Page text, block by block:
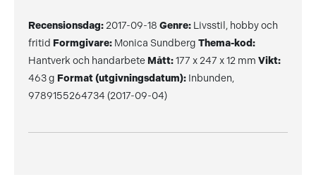
Recensionsdag: 2017-09-18 Genre: Livsstil, hobby och
fritid Formgivare: Monica Sundberg Thema-kod:
Hantverk och handarbete Mått:177 x 247 x 12 mm Vikt:
463 g Format (utgivningsdatum): Inbunden,
9789155264734 (2017-09-04)